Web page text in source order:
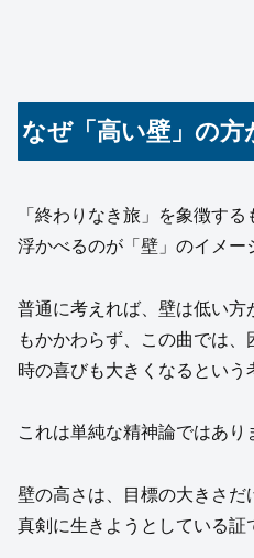
なぜ「高い壁」の方
「終わりなき旅」を象徴す
浮かべるのが「壁」のイメー
普通に考えれば、壁は低い方
もかかわらず、この曲では
時の喜びも大きくなるという
これは単純な精神論ではあり
壁の高さは、目標の大きさ
真剣に生きようとしている証